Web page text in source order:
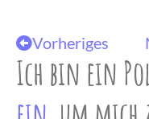
Vorheriges
Ich bin ein